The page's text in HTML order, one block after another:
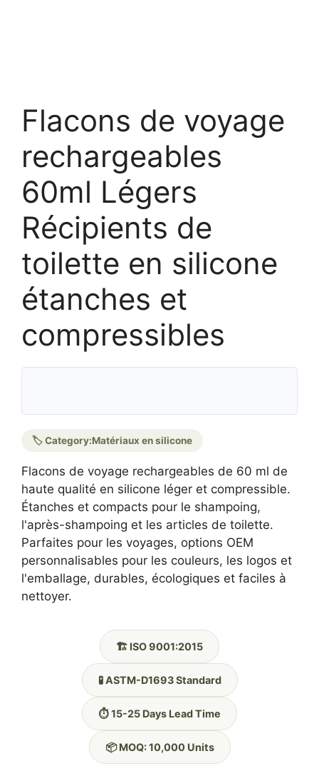
Flacons de voyage
rechargeables
60ml Légers
Récipients de
toilette en silicone
étanches et
compressibles
🏷️ Category:Matériaux en silicone
Flacons de voyage rechargeables de 60 ml de
haute qualité en silicone léger et compressible.
Étanches et compacts pour le shampoing,
l'après-shampoing et les articles de toilette.
Parfaites pour les voyages, options OEM
personnalisables pour les couleurs, les logos et
l'emballage, durables, écologiques et faciles à
nettoyer.
🏗️ ISO 9001:2015
🧪 ASTM-D1693 Standard
⏱️ 15-25 Days Lead Time
📦 MOQ: 10,000 Units